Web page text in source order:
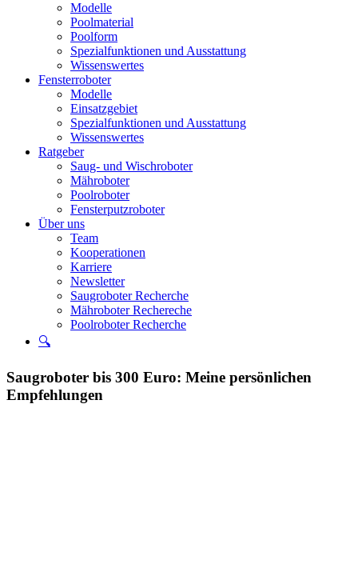
Modelle
Poolmaterial
Poolform
Spezialfunktionen und Ausstattung
Wissenswertes
Fensterroboter
Modelle
Einsatzgebiet
Spezialfunktionen und Ausstattung
Wissenswertes
Ratgeber
Saug- und Wischroboter
Mähroboter
Poolroboter
Fensterputzroboter
Über uns
Team
Kooperationen
Karriere
Newsletter
Saugroboter Recherche
Mähroboter Rechereche
Poolroboter Recherche
🔍
Saugroboter bis 300 Euro: Meine persönlichen
Empfehlungen